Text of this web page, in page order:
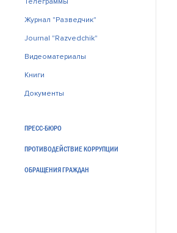
Журнал "Разведчик"
Journal "Razvedchik"
Видеоматериалы
Книги
Документы
ПРЕСС-БЮРО
ПРОТИВОДЕЙСТВИЕ КОРРУПЦИИ
ОБРАЩЕНИЯ ГРАЖДАН